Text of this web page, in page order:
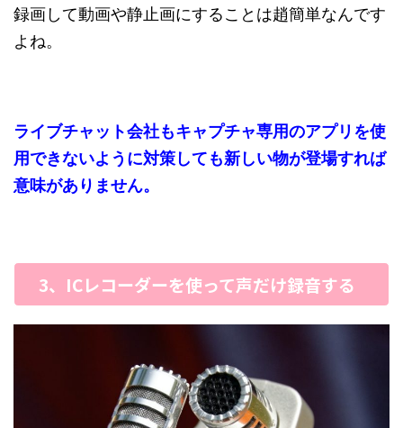
録画して動画や静止画にすることは趙簡単なんです
よね。
ライブチャット会社もキャプチャ専用のアプリを使
用できないように対策しても新しい物が登場すれば
意味がありません。
3、ICレコーダーを使って声だけ録音する